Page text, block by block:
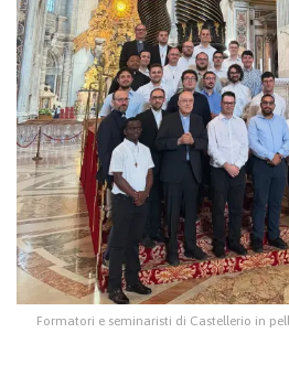
Formatori e seminaristi di Castellerio in